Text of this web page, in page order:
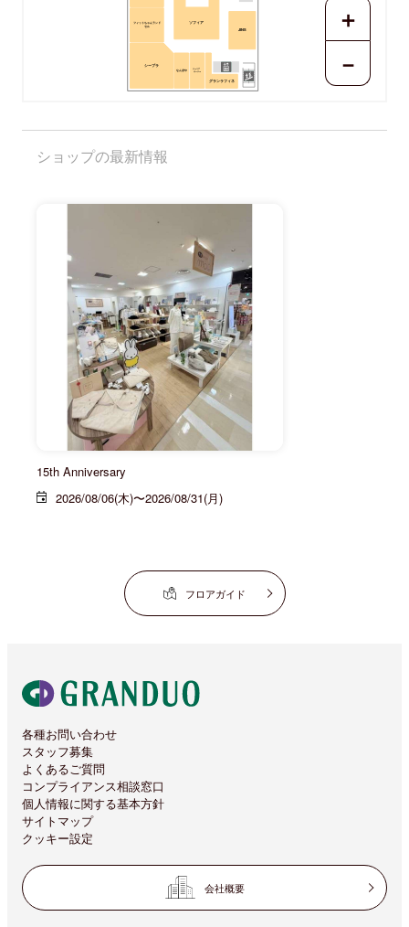
フィットちゃんランド
セル
シープラ
なんぼや
ジュリア･
オージェ
JINS
ソフィア
グランラフィネ
＋
－
ショップの最新情報
15th Anniversary
2026/08/06(木)〜2026/08/31(月)
フロアガイド
各種お問い合わせ
スタッフ募集
よくあるご質問
コンプライアンス相談窓口
個人情報に関する基本方針
サイトマップ
クッキー設定
会社概要